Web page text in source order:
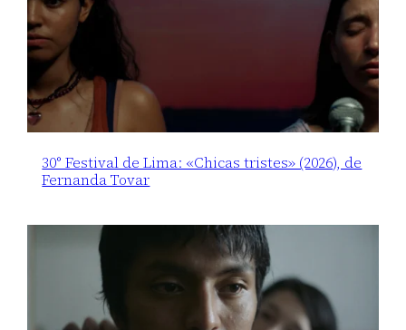
30° Festival de Lima: «Chicas tristes» (2026), de
Fernanda Tovar